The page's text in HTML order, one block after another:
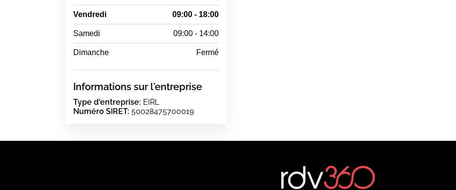
Vendredi 09:00 - 18:00
Samedi 09:00 - 14:00
Dimanche Fermé
Informations sur l'entreprise
Type d'entreprise: EIRL
Numéro SIRET: 50028475700019